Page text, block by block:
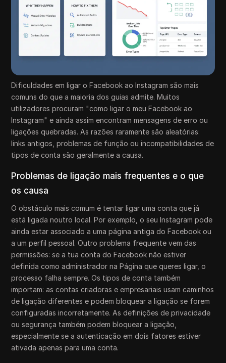
Dificuldades em ligar o Facebook ao Instagram são mais
comuns do que a maioria dos guias admite. Muitos
utilizadores procuram "como ligar o meu Facebook ao
Instagram" e ainda assim encontram mensagens de erro ou
ligações quebradas. As razões raramente são aleatórias:
links antigos, problemas de função ou incompatibilidades de
tipos de conta são geralmente a causa.
Problemas de ligação mais frequentes e o que
os causa
O obstáculo mais comum é tentar ligar uma conta que já
está ligada noutro local. Por exemplo, o seu Instagram pode
ainda estar associado a uma página antiga do Facebook ou
a um perfil pessoal. Outro problema frequente vem das
permissões: se a tua conta do Facebook não estiver
definida como administrador na Página que queres ligar, o
processo falha sempre. Os tipos de conta também
importam: as contas criadoras e empresariais usam caminhos
de ligação diferentes e podem bloquear a ligação se forem
configuradas incorretamente. As definições de privacidade
ou segurança também podem bloquear a ligação,
especialmente se a autenticação em dois fatores estiver
ativada apenas para uma conta.